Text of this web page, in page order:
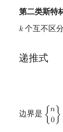
第二类斯特
𝑘
k 个互不区
递推式
边界是 { 𝑛
0 }
{n 0 }=